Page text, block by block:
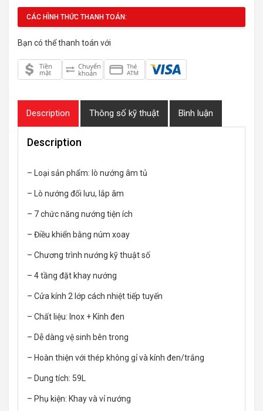
CÁC HÌNH THỨC THANH TOÁN:
Bạn có thể thanh toán với
Description Thông số kỹ thuật Bình luận
Description
– Loại sản phẩm: lò nướng âm tủ
– Lò nướng đối lưu, lắp âm
– 7 chức năng nướng tiện ích
– Điều khiển bằng núm xoay
– Chương trình nướng kỹ thuật số
– 4 tầng đặt khay nướng
– Cửa kính 2 lớp cách nhiệt tiếp tuyến
– Chất liệu: Inox + Kính đen
– Dễ dàng vệ sinh bên trong
– Hoàn thiện với thép không gỉ và kính đen/trắng
– Dung tích: 59L
– Phụ kiện: Khay và vỉ nướng